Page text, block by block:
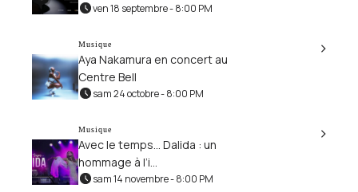
ven 18 septembre - 8:00 PM
Musique
Aya Nakamura en concert au
Centre Bell
sam 24 octobre - 8:00 PM
Musique
Avec le temps… Dalida : un
hommage à l’i...
sam 14 novembre - 8:00 PM